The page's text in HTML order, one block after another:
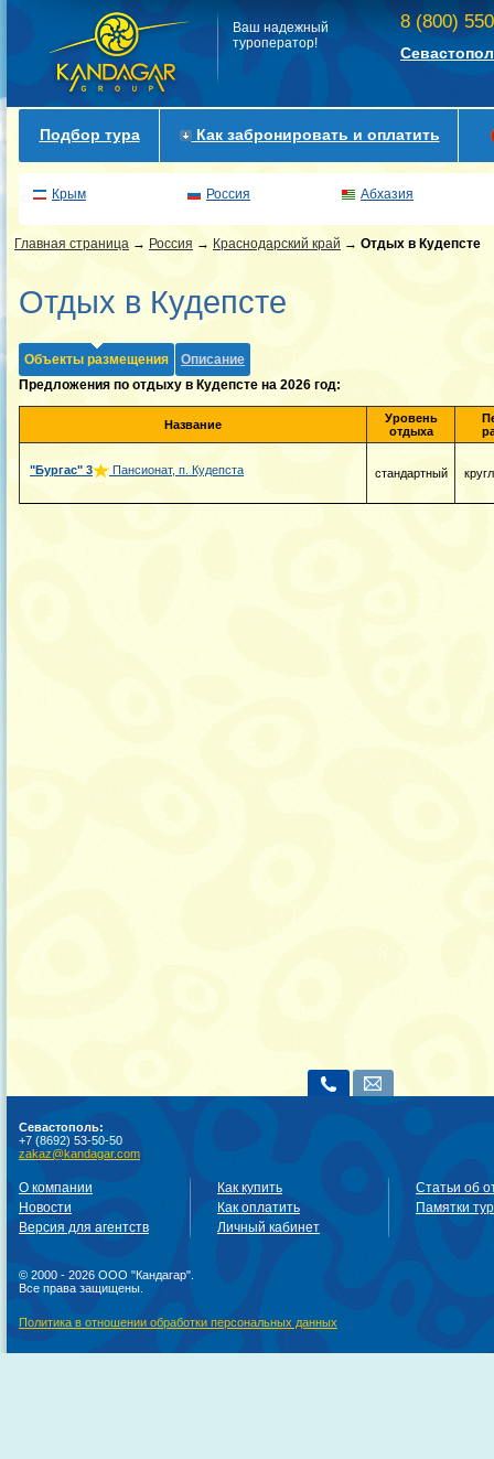
Ваш надежный
туроператор!
8 (800)
Подбор тура Как забронировать и оплатить
Крым Россия Абхазия
Главная страница → Россия → Краснодарский край → Отдых в Кудепсте
Отдых в Кудепсте
Объекты размещения
Описание
Предложения по отдыху в Кудепсте на 2026 год:
Название
Уровень
отдыха
"Бургас" 3 Пансионат, п. Кудепста стандартный
Севастополь:
+7 (8692) 53-50-50
zakaz@kandagar.com
О компании
Новости
Версия для агентств
Как купить
Как оплатить
Личный кабинет
Статьи об
Памятки
© 2000 - 2026 ООО "Кандагар".
Все права защищены.
Политика в отношении обработки персональных данных